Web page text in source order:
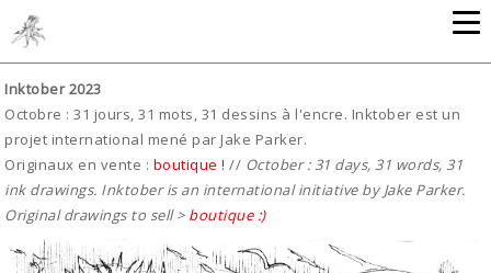
Inktober 2023
Octobre : 31 jours, 31 mots, 31 dessins à l'encre. Inktober est un
projet international mené par Jake Parker.
Originaux en vente : boutique ! // October : 31 days, 31 words, 31
ink drawings. Inktober is an international initiative by Jake Parker.
Original drawings to sell > boutique :)